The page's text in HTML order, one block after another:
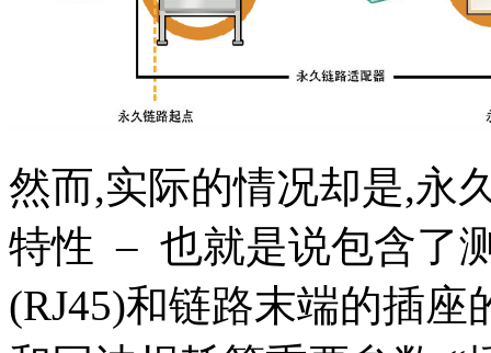
然而,实际的情况却是,永
特性 – 也就是说包含了
(RJ45)和链路末端的插